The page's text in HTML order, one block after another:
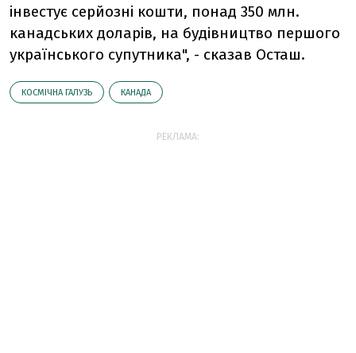
інвестує серйозні кошти, понад 350 млн.
канадських доларів, на будівництво першого
українського супутника", - сказав Осташ.
КОСМІЧНА ГАЛУЗЬ КАНАДА
РЕКЛАМА: